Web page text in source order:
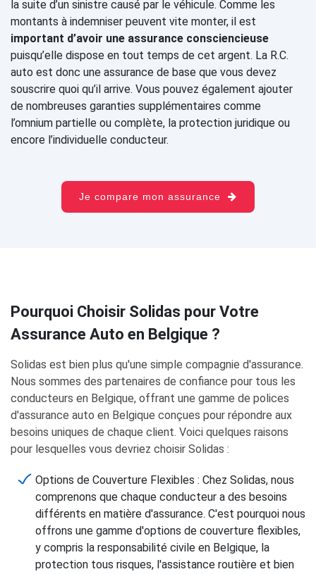
la suite d’un sinistre causé par le véhicule. Comme les
montants à indemniser peuvent vite monter, il est
important d’avoir une assurance consciencieuse
puisqu’elle dispose en tout temps de cet argent. La R.C.
auto est donc une assurance de base que vous devez
souscrire quoi qu’il arrive. Vous pouvez également ajouter
de nombreuses garanties supplémentaires comme
l’omnium partielle ou complète, la protection juridique ou
encore l’individuelle conducteur.
Je compare mon assurance
Pourquoi Choisir Solidas pour Votre
Assurance Auto en Belgique ?
Solidas est bien plus qu'une simple compagnie d'assurance.
Nous sommes des partenaires de confiance pour tous les
conducteurs en Belgique, offrant une gamme de polices
d'assurance auto en Belgique conçues pour répondre aux
besoins uniques de chaque client. Voici quelques raisons
pour lesquelles vous devriez choisir Solidas :
Options de Couverture Flexibles : Chez Solidas, nous
comprenons que chaque conducteur a des besoins
différents en matière d'assurance. C'est pourquoi nous
offrons une gamme d'options de couverture flexibles,
y compris la responsabilité civile en Belgique, la
protection tous risques, l'assistance routière et bien